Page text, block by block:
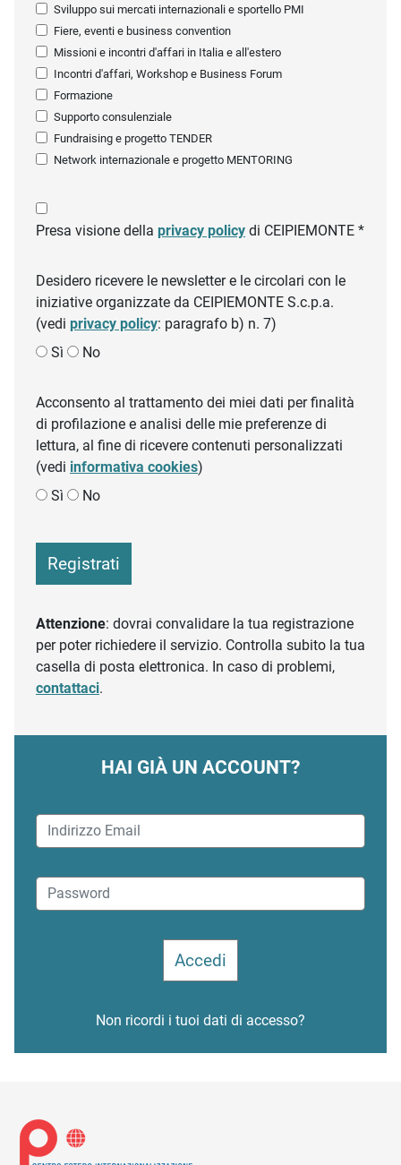
Sviluppo sui mercati internazionali e sportello PMI
Fiere, eventi e business convention
Missioni e incontri d'affari in Italia e all'estero
Incontri d'affari, Workshop e Business Forum
Formazione
Supporto consulenziale
Fundraising e progetto TENDER
Network internazionale e progetto MENTORING
Presa visione della privacy policy di CEIPIEMONTE *
Desidero ricevere le newsletter e le circolari con le
iniziative organizzate da CEIPIEMONTE S.c.p.a.
(vedi privacy policy: paragrafo b) n. 7)
Sì
No
Acconsento al trattamento dei miei dati per finalità
di profilazione e analisi delle mie preferenze di
lettura, al fine di ricevere contenuti personalizzati
(vedi informativa cookies)
Sì
No
Registrati
Attenzione: dovrai convalidare la tua registrazione
per poter richiedere il servizio. Controlla subito la tua
casella di posta elettronica. In caso di problemi,
contattaci.
HAI GIÀ UN ACCOUNT?
Non ricordi i tuoi dati di accesso?